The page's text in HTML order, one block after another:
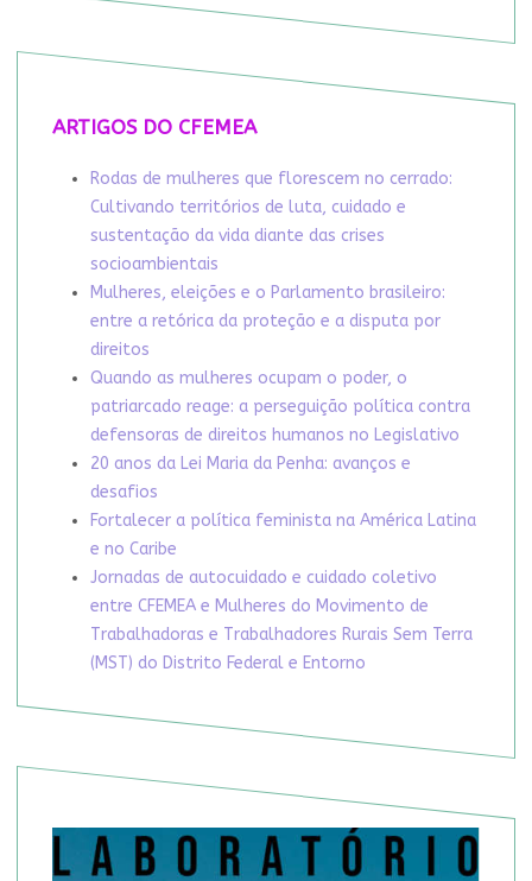
ARTIGOS DO CFEMEA
Rodas de mulheres que florescem no cerrado:
Cultivando territórios de luta, cuidado e
sustentação da vida diante das crises
socioambientais
Mulheres, eleições e o Parlamento brasileiro:
entre a retórica da proteção e a disputa por
direitos
Quando as mulheres ocupam o poder, o
patriarcado reage: a perseguição política contra
defensoras de direitos humanos no Legislativo
20 anos da Lei Maria da Penha: avanços e
desafios
Fortalecer a política feminista na América Latina
e no Caribe
Jornadas de autocuidado e cuidado coletivo
entre CFEMEA e Mulheres do Movimento de
Trabalhadoras e Trabalhadores Rurais Sem Terra
(MST) do Distrito Federal e Entorno